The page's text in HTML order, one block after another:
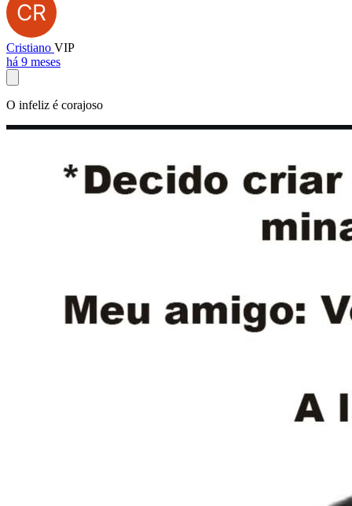
Cristiano VIP
há 9 meses
O infeliz é corajoso